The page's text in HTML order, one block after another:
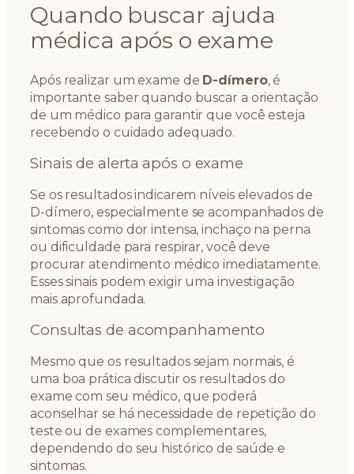
Quando buscar ajuda
médica após o exame
Após realizar um exame de D-dímero, é
importante saber quando buscar a orientação
de um médico para garantir que você esteja
recebendo o cuidado adequado.
Sinais de alerta após o exame
Se os resultados indicarem níveis elevados de
D-dímero, especialmente se acompanhados de
sintomas como dor intensa, inchaço na perna
ou dificuldade para respirar, você deve
procurar atendimento médico imediatamente.
Esses sinais podem exigir uma investigação
mais aprofundada.
Consultas de acompanhamento
Mesmo que os resultados sejam normais, é
uma boa prática discutir os resultados do
exame com seu médico, que poderá
aconselhar se há necessidade de repetição do
teste ou de exames complementares,
dependendo do seu histórico de saúde e
sintomas.